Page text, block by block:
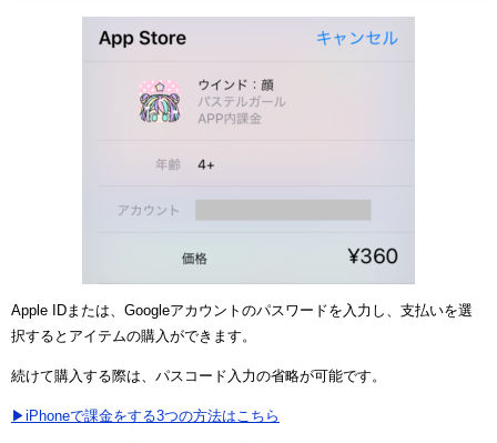
Apple IDまたは、Googleアカウントのパスワードを入力し、支払いを選
択するとアイテムの購入ができます。
続けて購入する際は、パスコード入力の省略が可能です。
▶iPhoneで課金をする3つの方法はこちら